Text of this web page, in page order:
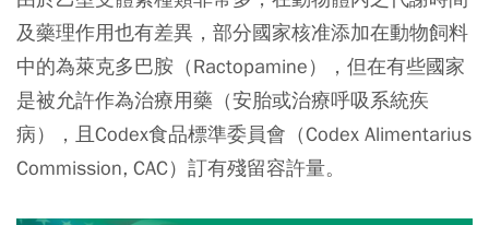
及藥理作用也有差異，部分國家核准添加在動物飼料
中的為萊克多巴胺（Ractopamine），但在有些國家
是被允許作為治療用藥（安胎或治療呼吸系統疾
病），且Codex食品標準委員會（Codex Alimentarius
Commission, CAC）訂有殘留容許量。